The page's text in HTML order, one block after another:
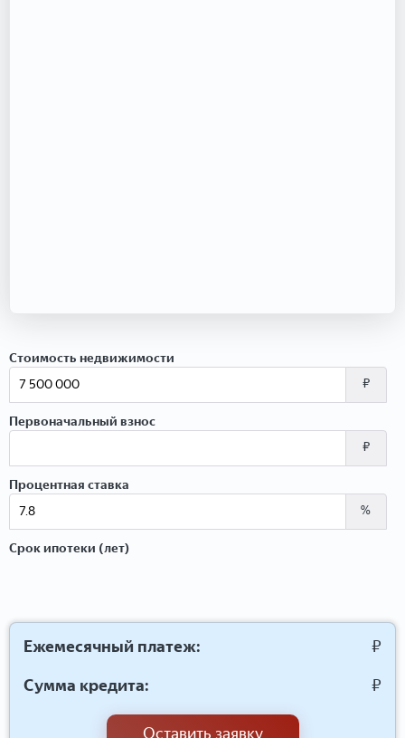
Стоимость недвижимости
₽
Первоначальный взнос
₽
Процентная ставка
%
Срок ипотеки (лет)
Ежемесячный платеж:
₽
Сумма кредита:
₽
Оставить заявку